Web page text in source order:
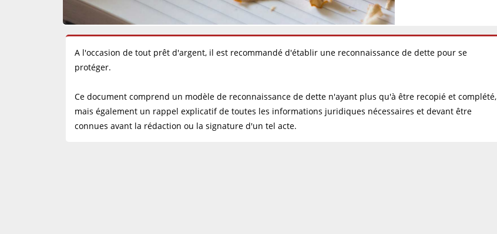
A l'occasion de tout prêt d'argent, il est recommandé d'établir une reconnaissance de dette pour se
protéger.
Ce document comprend un modèle de reconnaissance de dette n'ayant plus qu'à être recopié et complété,
mais également un rappel explicatif de toutes les informations juridiques nécessaires et devant être
connues avant la rédaction ou la signature d'un tel acte.